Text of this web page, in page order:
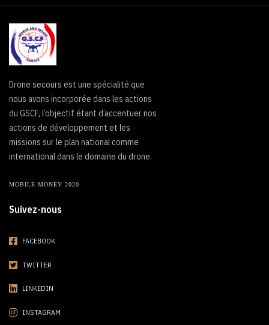
Drone secours est une spécialité que
nous avons incorporée dans les actions
du GSCF, l’objectif étant d’accentuer nos
actions de développement et les
missions sur le plan national comme
international dans le domaine du drone.
MOBILE MONEY 2020
Suivez-nous
FACEBOOK
TWITTER
LINKEDIN
INSTAGRAM